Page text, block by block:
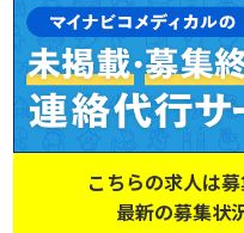
こちらの求人は募
最新の募集状